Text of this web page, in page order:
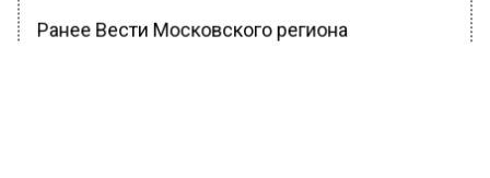
Ранее Вести Московского региона